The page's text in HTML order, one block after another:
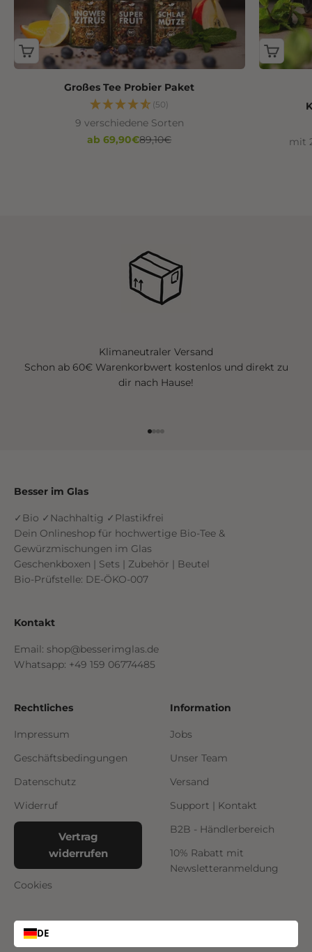
Großes Tee Probier Paket
(50)
9 verschiedene Sorten
Angebot
ab 69,90€Regulärer Preis
89,10€ mit
Klimaneutraler Versand
Schon ab 60€ Warenkorbwert kostenlos und direkt zu
dir nach Hause!
Besser im Glas
✓Bio ✓Nachhaltig ✓Plastikfrei
Dein Onlineshop für hochwertige Bio-Tee &
Gewürzmischungen im Glas
Geschenkboxen | Sets | Zubehör | Beutel
Bio-Prüfstelle: DE-ÖKO-007
Kontakt
Email: shop@besserimglas.de
Whatsapp: +49 159 06774485
Rechtliches
Impressum
Geschäftsbedingungen
Datenschutz
Widerruf
Vertrag
widerrufen
Cookies
Information
Jobs
Unser Team
Versand
Support | Kontakt
B2B - Händlerbereich
10% Rabatt mit
Newsletteranmeldung
DE